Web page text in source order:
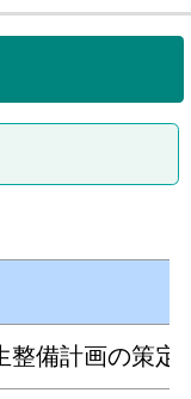
整備計画の策定